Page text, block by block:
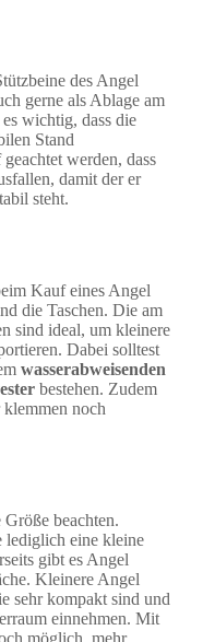
des Angel
gerne als Ablage am
wichtig, dass die
Stand
werden, dass
damit der er
steht.
Kauf eines Angel
die Taschen. Die am
sind ideal, um kleinere
Dabei solltest
wasserabweisenden
bestehen. Zudem
noch
beachten.
lediglich eine kleine
gibt es Angel
Kleinere Angel
sehr kompakt sind und
einnehmen. Mit
möglich, mehr